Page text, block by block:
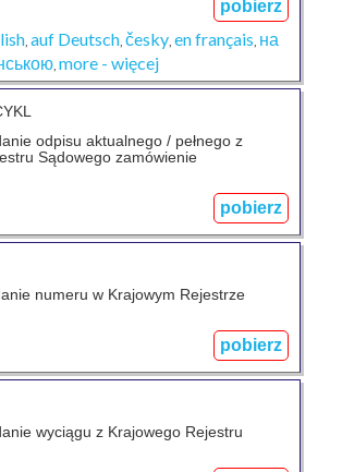
pobierz
, auf Deutsch, česky, en français, на
, more - więcej
odpisu aktualnego / pełnego z
Sądowego zamówienie
pobierz
numeru w Krajowym Rejestrze
pobierz
wyciągu z Krajowego Rejestru